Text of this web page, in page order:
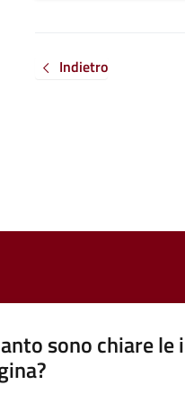
Indietro
sono chiare